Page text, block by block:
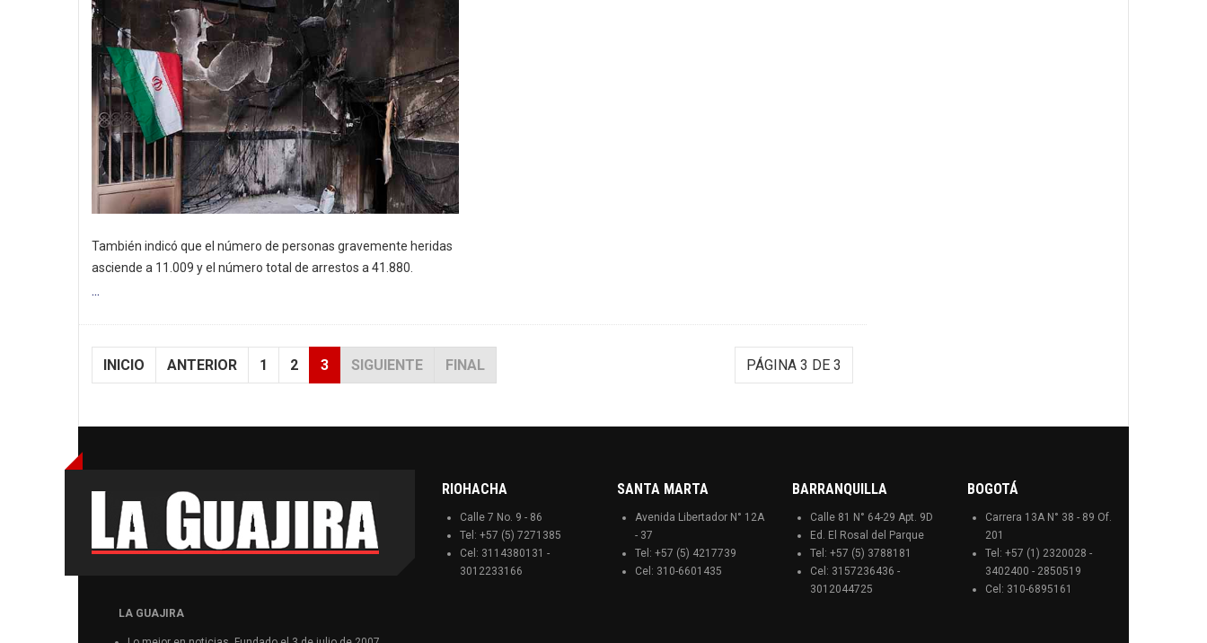
También indicó que el número de personas gravemente heridas
asciende a 11.009 y el número total de arrestos a 41.880.
...
PÁGINA 3 DE 3
INICIO ANTERIOR 1 2 3 SIGUIENTE FINAL
LA GUAJIRA
RIOHACHA
Calle 7 No. 9 - 86
Tel: +57 (5) 7271385
Cel: 3114380131 -
3012233166
SANTA MARTA
Avenida Libertador N° 12A
- 37
Tel: +57 (5) 4217739
Cel: 310-6601435
BARRANQUILLA
Calle 81 N° 64-29 Apt. 9D
Ed. El Rosal del Parque
Tel: +57 (5) 3788181
Cel: 3157236436 -
3012044725
BOGOTÁ
Carrera 13A N° 38 - 89 Of.
201
Tel: +57 (1) 2320028 -
3402400 - 2850519
Cel: 310-6895161